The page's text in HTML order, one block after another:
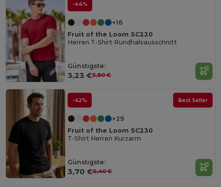
-44%
+16
Fruit of the Loom SC220
Herren T-Shirt Rundhalsausschnitt
Günstigste:
3,23 €5,80 €
-42% Best Seller
+29
Fruit of the Loom SC230
T-Shirt Herren Kurzarm
Günstigste:
3,70 €6,40 €